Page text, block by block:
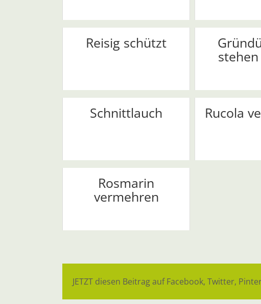
Reisig schützt
Schnittlauch Rucola
Rosmarin
vermehren
JETZT diesen Beitrag auf Facebook, Twitter,